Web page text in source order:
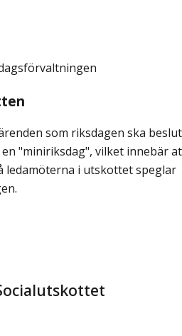
som riksdagen ska
"miniriksdag", vilket innebär
ledamöterna i utskottet speglar